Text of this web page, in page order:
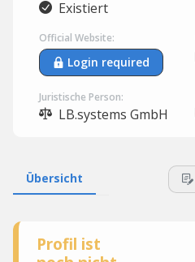
Existiert
Official Website:
Login required
Juristische Person:
LB.systems GmbH
Übersicht
Profil ist